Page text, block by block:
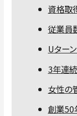
資格取
従業員
Uター
3年連
女性の
創業50